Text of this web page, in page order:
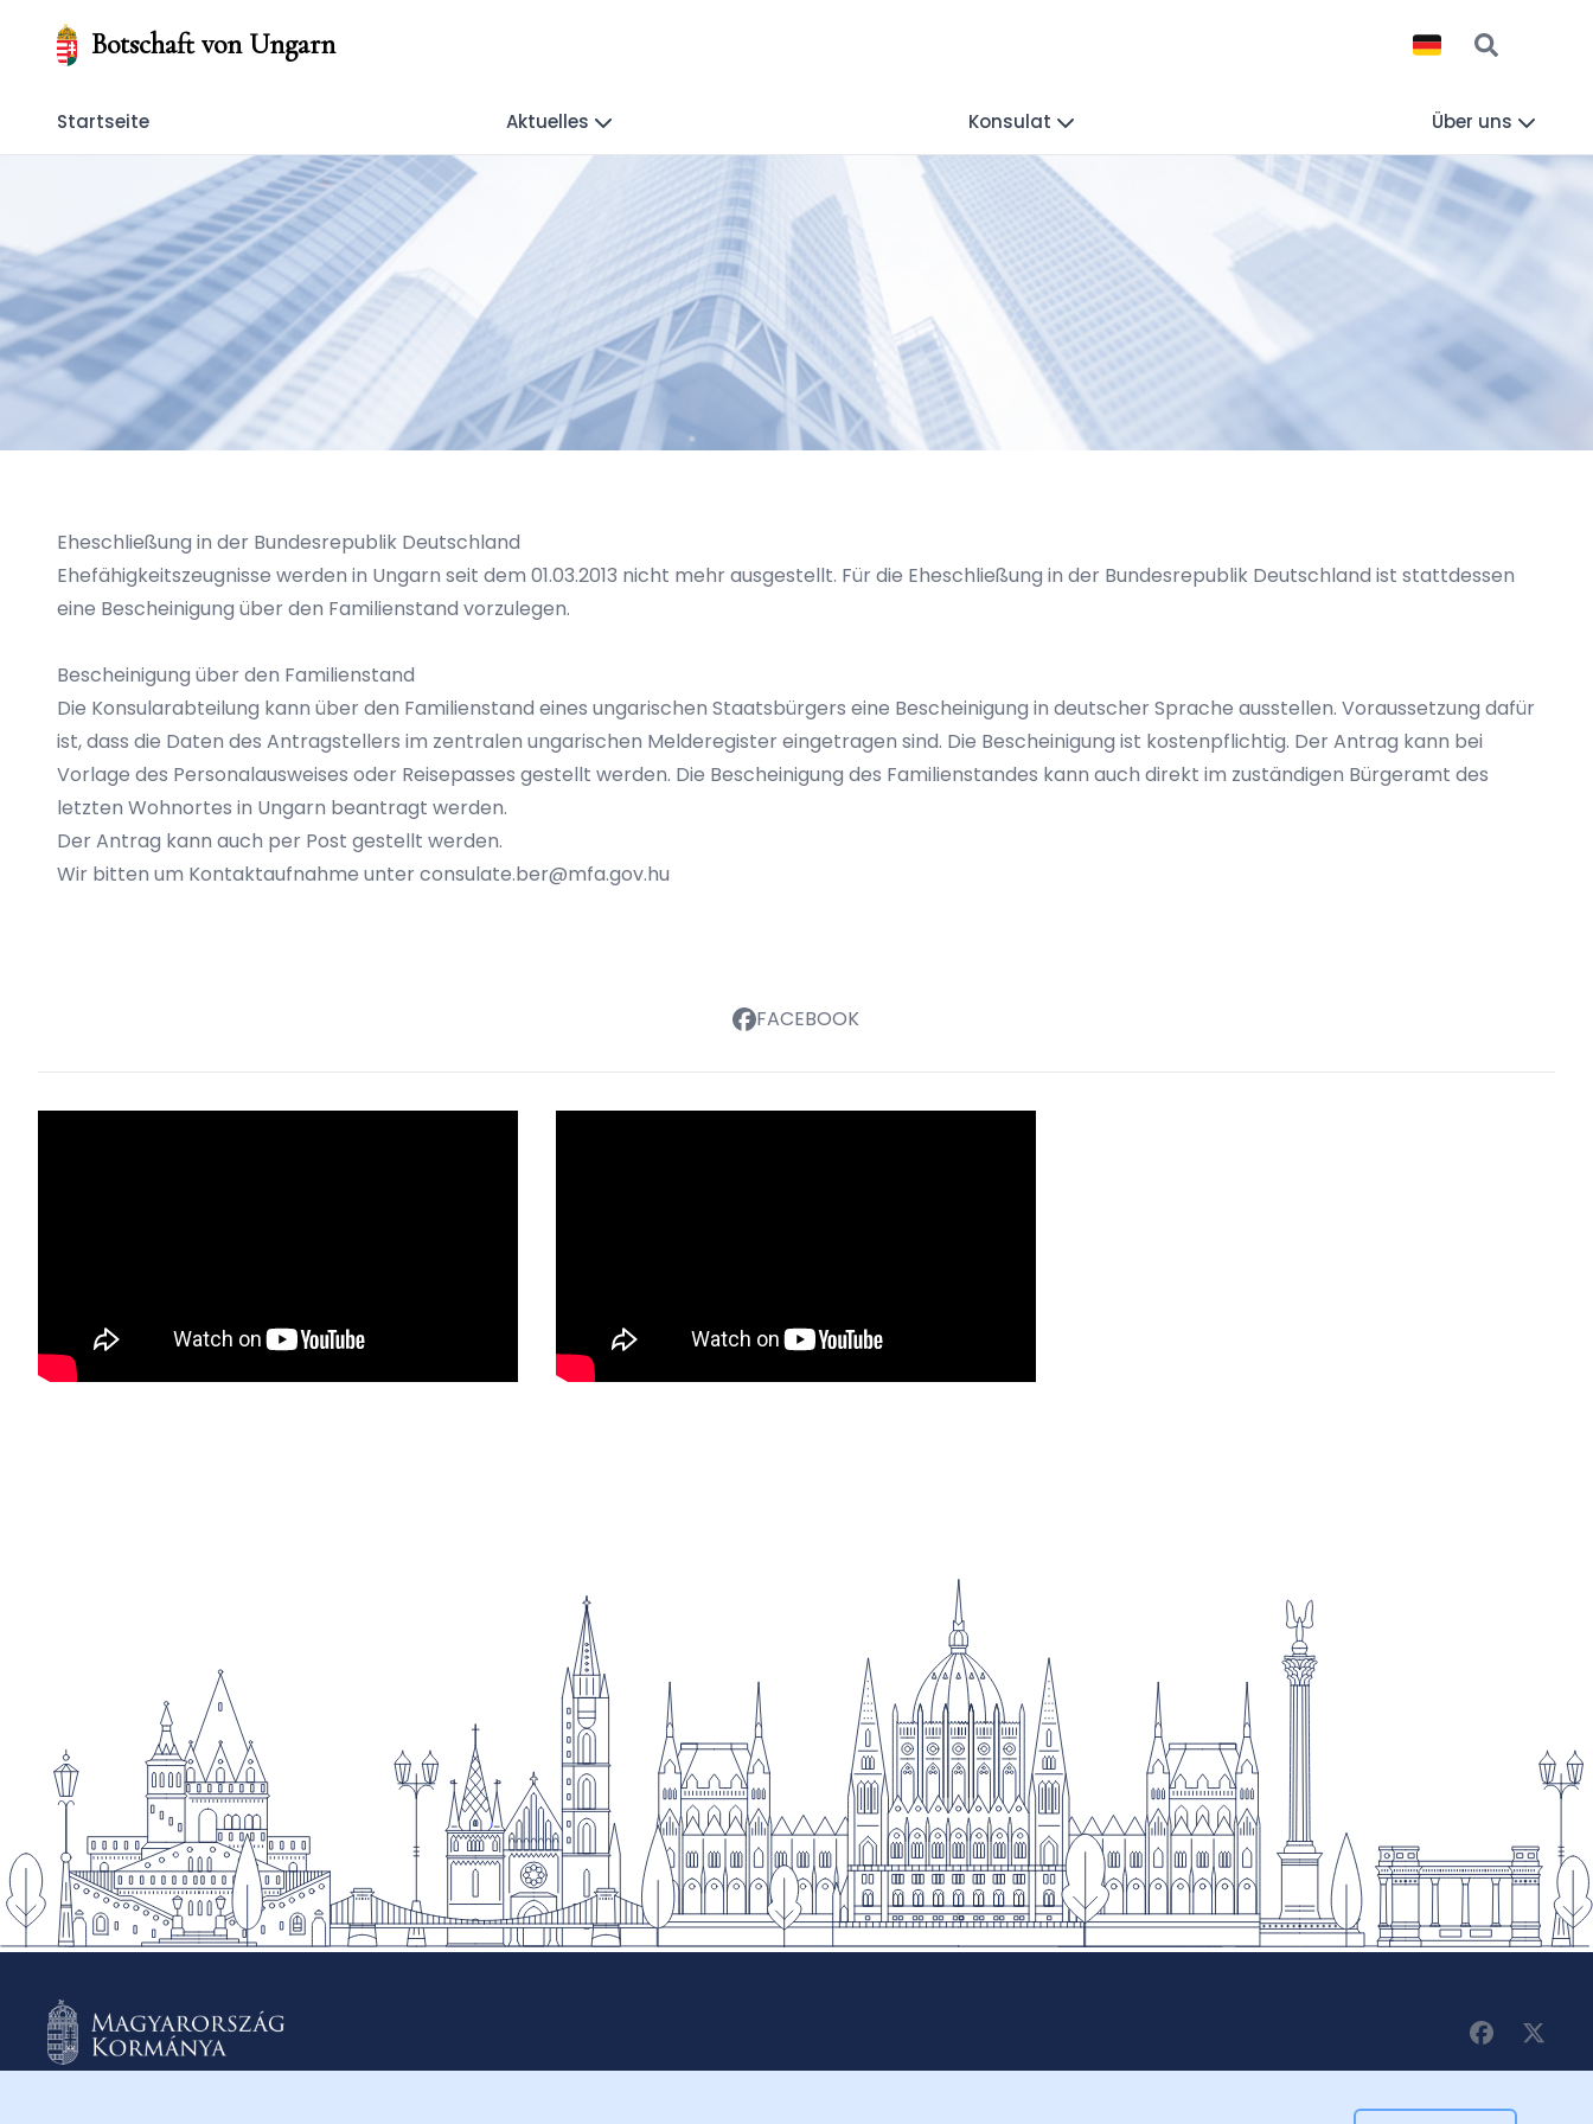
Botschaft von Ungarn
Startseite Aktuelles Konsulat Über uns
Eheschließung in der Bundesrepublik Deutschland
Ehefähigkeitszeugnisse werden in Ungarn seit dem 01.03.2013 nicht mehr ausgestellt. Für die Eheschließung in der Bundesrepublik Deutschland ist stattdessen
eine Bescheinigung über den Familienstand vorzulegen.
Bescheinigung über den Familienstand
Die Konsularabteilung kann über den Familienstand eines ungarischen Staatsbürgers eine Bescheinigung in deutscher Sprache ausstellen. Voraussetzung dafür
ist, dass die Daten des Antragstellers im zentralen ungarischen Melderegister eingetragen sind. Die Bescheinigung ist kostenpflichtig. Der Antrag kann bei
Vorlage des Personalausweises oder Reisepasses gestellt werden. Die Bescheinigung des Familienstandes kann auch direkt im zuständigen Bürgeramt des
letzten Wohnortes in Ungarn beantragt werden.
Der Antrag kann auch per Post gestellt werden.
Wir bitten um Kontaktaufnahme unterconsulate.ber@mfa.gov.hu
FACEBOOK